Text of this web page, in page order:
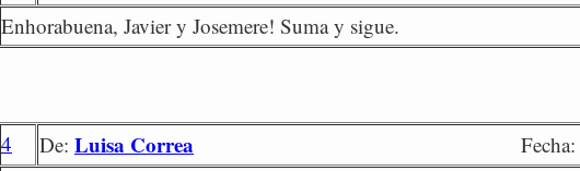
Enhorabuena, Javier y Josemere! Suma y sigue.
4 De: Luisa Correa Fecha: